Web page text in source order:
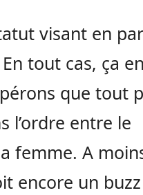
visant en
tout cas, ça
que tout
l’ordre entre le
femme. A
encore un